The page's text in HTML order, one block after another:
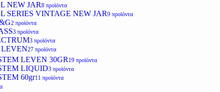
NEW JAR8 προϊόντα
SERIES VINTAGE NEW JAR9 προϊόντα
2 προϊόντα
3 προϊόντα
3 προϊόντα
27 προϊόντα
LEVEN 30GR 19 προϊόντα
LIQUID3 προϊόντα
60gr11 προϊόντα